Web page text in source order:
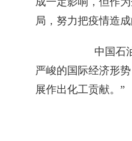
局，努力把疫情造成
中国石油
严峻的国际经济形
展作出化工贡献。”